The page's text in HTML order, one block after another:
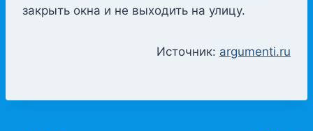
закрыть окна и не выходить на улицу.
Источник: argumenti.ru